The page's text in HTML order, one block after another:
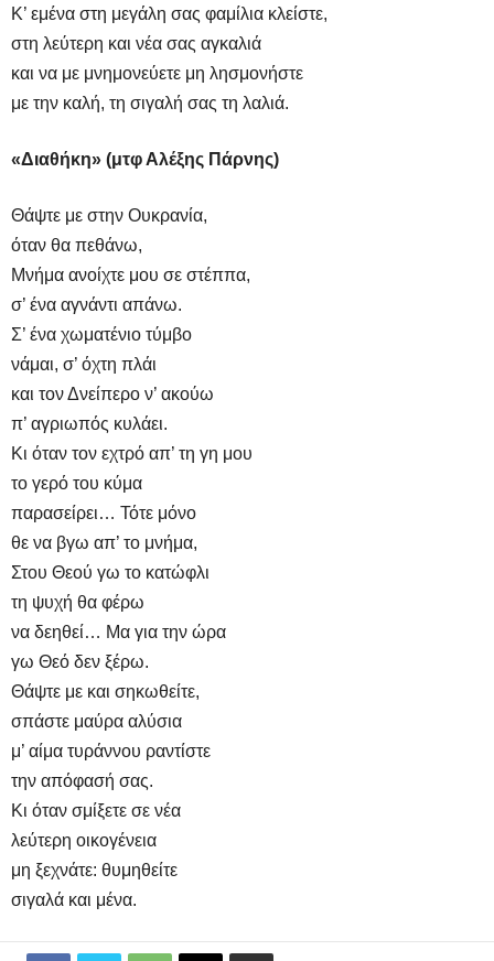
Κ’ εμένα στη μεγάλη σας φαμίλια κλείστε,
στη λεύτερη και νέα σας αγκαλιά
και να με μνημονεύετε μη λησμονήστε
με την καλή, τη σιγαλή σας τη λαλιά.
«Διαθήκη» (μτφ Αλέξης Πάρνης)
Θάψτε με στην Ουκρανία,
όταν θα πεθάνω,
Μνήμα ανοίχτε μου σε στέππα,
σ’ ένα αγνάντι απάνω.
Σ’ ένα χωματένιο τύμβο
νάμαι, σ’ όχτη πλάι
και τον Δνείπερο ν’ ακούω
π’ αγριωπός κυλάει.
Κι όταν τον εχτρό απ’ τη γη μου
το γερό του κύμα
παρασείρει… Τότε μόνο
θε να βγω απ’ το μνήμα,
Στου Θεού γω το κατώφλι
τη ψυχή θα φέρω
να δεηθεί… Μα για την ώρα
γω Θεό δεν ξέρω.
Θάψτε με και σηκωθείτε,
σπάστε μαύρα αλύσια
μ’ αίμα τυράννου ραντίστε
την απόφασή σας.
Κι όταν σμίξετε σε νέα
λεύτερη οικογένεια
μη ξεχνάτε: θυμηθείτε
σιγαλά και μένα.